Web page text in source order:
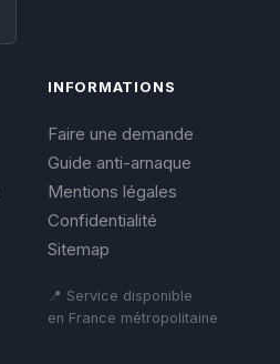
INFORMATIONS
Faire une demande
Guide anti-arnaque
Mentions légales
Confidentialité
Sitemap
📍 Service disponible
en France métropolitaine